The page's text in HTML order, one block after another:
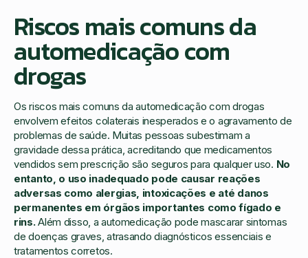
Riscos mais comuns da
automedicação com
drogas
Os riscos mais comuns da automedicação com drogas
envolvem efeitos colaterais inesperados e o agravamento de
problemas de saúde. Muitas pessoas subestimam a
gravidade dessa prática, acreditando que medicamentos
vendidos sem prescrição são seguros para qualquer uso. No
entanto, o uso inadequado pode causar reações
adversas como alergias, intoxicações e até danos
permanentes em órgãos importantes como fígado e
rins.Além disso, a automedicação pode mascarar sintomas
de doenças graves, atrasando diagnósticos essenciais e
tratamentos corretos.